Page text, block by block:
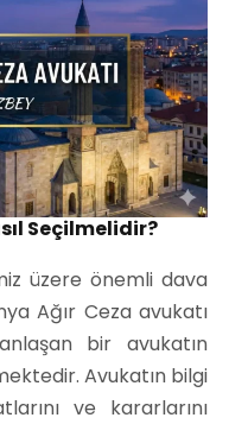
Seçilmelidir?
üzere önemli dava
Ağır Ceza avukatı
bir avukatın
Avukatın bilgi
ve kararlarını